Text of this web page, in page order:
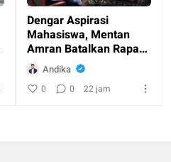
Dengar Aspirasi
Mahasiswa, Mentan
Amran Batalkan Rapat
di Jakarta dan Terbang
ke Alor
Andika
0 0 22 jam